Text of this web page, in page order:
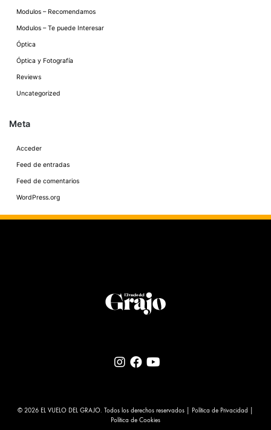
Modulos – Recomendamos
Modulos – Te puede Interesar
Óptica
Óptica y Fotografía
Reviews
Uncategorized
Meta
Acceder
Feed de entradas
Feed de comentarios
WordPress.org
© 2026 EL VUELO DEL GRAJO. Todos los derechos reservados | Política de Privacidad
Política de Cookies